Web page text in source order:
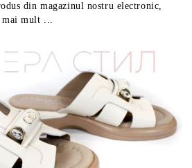
din magazinul nostru electronic,
mai mult ...